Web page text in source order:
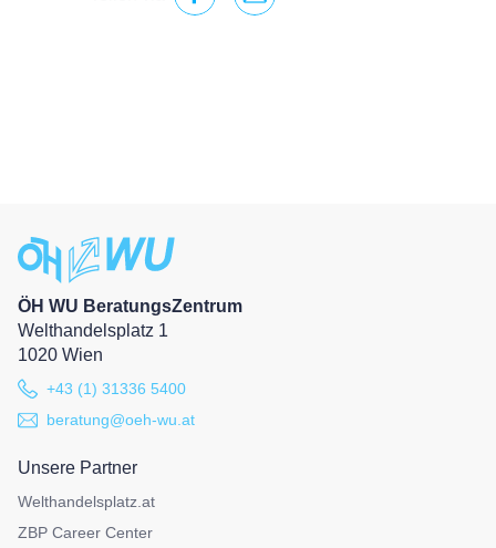
ÖH WU BeratungsZentrum
Welthandelsplatz 1
1020 Wien
+43 (1) 31336 5400
beratung@oeh-wu.at
Unsere Partner
Welthandelsplatz.at
ZBP Career Center